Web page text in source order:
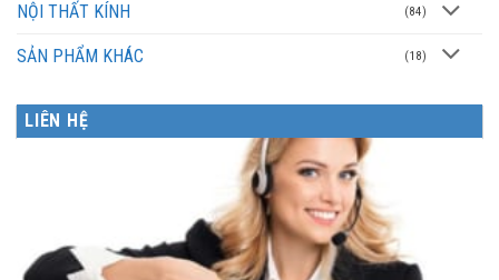
NỘI THẤT KÍNH (84)
SẢN PHẨM KHÁC (18)
LIÊN HỆ